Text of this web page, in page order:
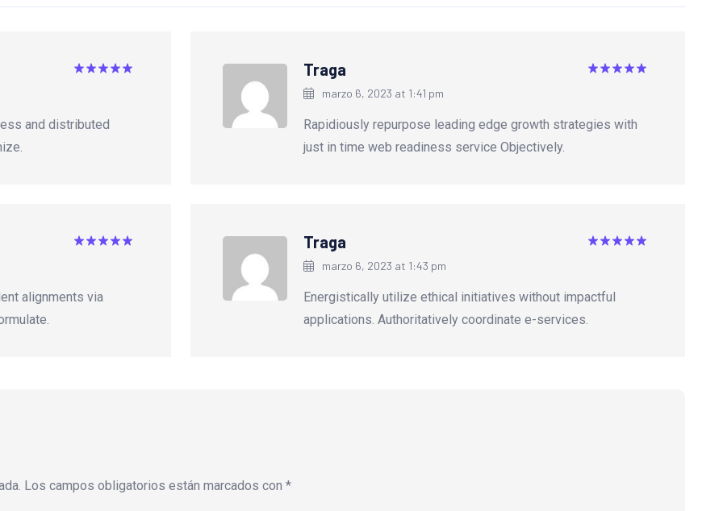
and distributed
Traga
marzo 6, 2023 at 1:41 pm
Rapidiously repurpose leading edge growth strategies with
just in time web readiness service Objectively.
alignments via
Traga
marzo 6, 2023 at 1:43 pm
Energistically utilize ethical initiatives without impactful
applications. Authoritatively coordinate e-services.
Los campos obligatorios están marcados con *